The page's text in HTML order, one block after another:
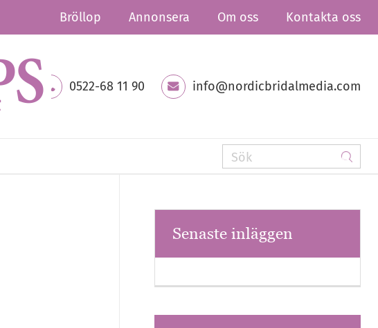
Bröllop Annonsera Om oss Kontakta oss
0522-68 11 90 info@nordicbridalmedia.com
Senaste inläggen